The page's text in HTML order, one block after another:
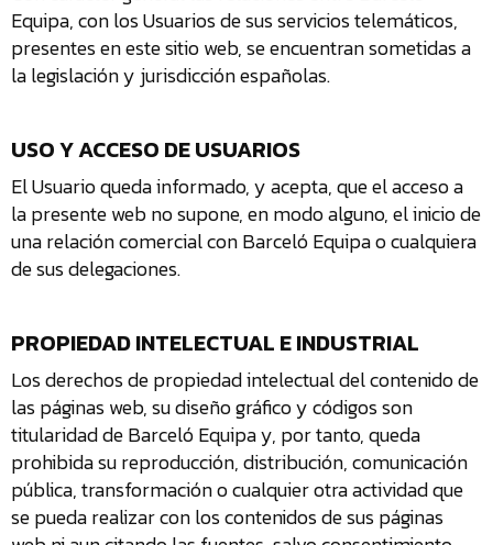
Equipa, con los Usuarios de sus servicios telemáticos,
presentes en este sitio web, se encuentran sometidas a
la legislación y jurisdicción españolas.
USO Y ACCESO DE USUARIOS
El Usuario queda informado, y acepta, que el acceso a
la presente web no supone, en modo alguno, el inicio de
una relación comercial con Barceló Equipa o cualquiera
de sus delegaciones.
PROPIEDAD INTELECTUAL E INDUSTRIAL
Los derechos de propiedad intelectual del contenido de
las páginas web, su diseño gráfico y códigos son
titularidad de Barceló Equipa y, por tanto, queda
prohibida su reproducción, distribución, comunicación
pública, transformación o cualquier otra actividad que
se pueda realizar con los contenidos de sus páginas